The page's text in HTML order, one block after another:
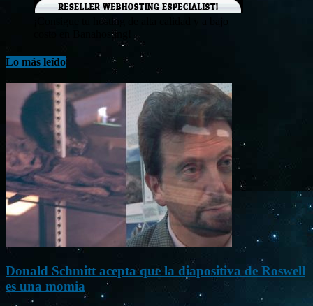
¡Consigue tu hosting de alta calidad y a bajo
costo en Banahosting!
Lo más leído
Donald Schmitt acepta que la diapositiva de Roswell
es una momia